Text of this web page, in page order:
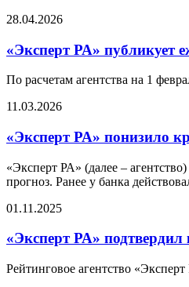
28.04.2026
«Эксперт РА» публикует
По расчетам агентства на 1
11.03.2026
«Эксперт РА» понизило
«Эксперт РА» (далее –
прогноз. Ранее у банка
01.11.2025
«Эксперт РА»
Рейтинговое агентство